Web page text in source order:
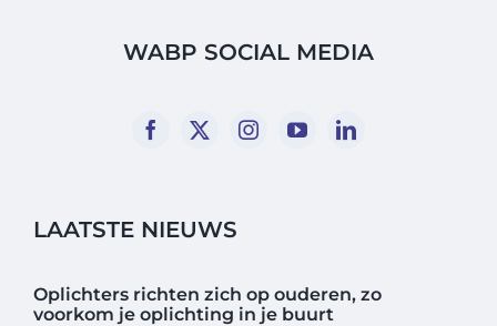
WABP SOCIAL MEDIA
LAATSTE NIEUWS
Oplichters richten zich op ouderen, zo
voorkom je oplichting in je buurt